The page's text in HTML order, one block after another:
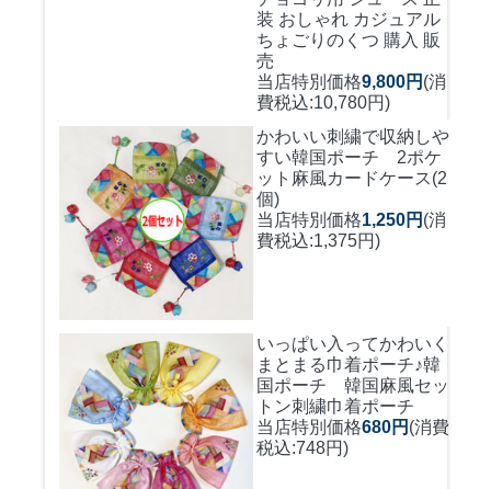
装 おしゃれ カジュアル
ちょごりのくつ 購入 販
売
当店特別価格9,800円 (消
費税込:10,780円)
かわいい刺繍で収納しや
すい韓国ポーチ 2ポケ
ット麻風カードケース(2
個)
当店特別価格1,250円 (消
費税込:1,375円)
いっぱい入ってかわいく
まとまる巾着ポーチ♪韓
国ポーチ 韓国麻風セッ
トン刺繍巾着ポーチ
当店特別価格680円 (消費
税込:748円)